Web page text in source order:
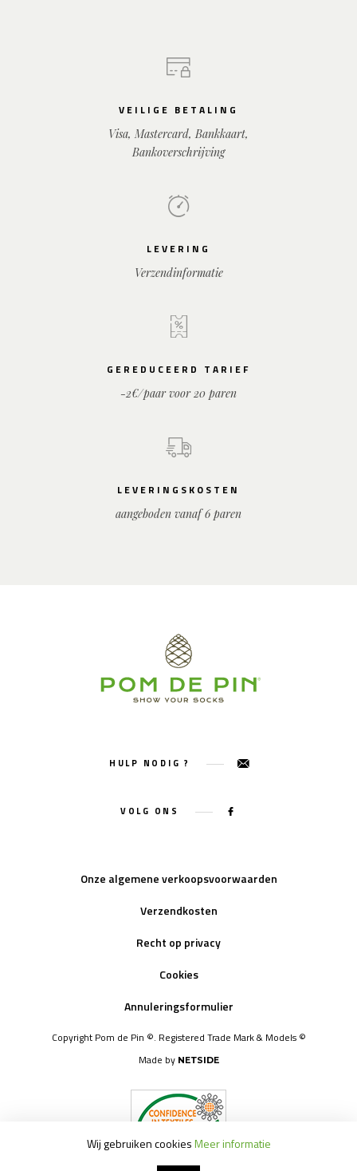
Wij gebruiken cookiesMeer informatie
VEILIGE BETALING
Visa, Mastercard, Bankkaart,
Bankoverschrijving
LEVERING
Verzendinformatie
GEREDUCEERD TARIEF
-2€/paar voor 20 paren
LEVERINGSKOSTEN
aangeboden vanaf 6 paren
HULP NODIG ?
VOLG ONS
Onze algemene verkoopsvoorwaarden
Verzendkosten
Recht op privacy
Cookies
Annuleringsformulier
Copyright Pom de Pin ©. Registered Trade Mark & Models ©
Made by NETSIDE